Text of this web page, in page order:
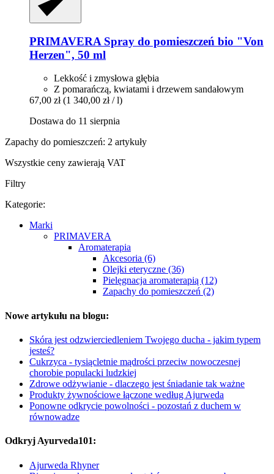
PRIMAVERA Spray do pomieszczeń bio "Von
Herzen", 50 ml
Lekkość i zmysłowa głębia
Z pomarańczą, kwiatami i drzewem sandałowym
67,00 zł (1 340,00 zł / l)
Dostawa do 11 sierpnia
Zapachy do pomieszczeń: 2 artykuły
Wszystkie ceny zawierają VAT
Filtry
Kategorie:
Marki
PRIMAVERA
Aromaterapia
Akcesoria (6)
Olejki eteryczne (36)
Pielęgnacja aromaterapią (12)
Zapachy do pomieszczeń (2)
Nowe artykułu na blogu:
Skóra jest odzwierciedleniem Twojego ducha - jakim typem
jesteś?
Cukrzyca - tysiącletnie mądrości przeciw nowoczesnej
chorobie populacki ludzkiej
Zdrowe odżywianie - dlaczego jest śniadanie tak ważne
Produkty żywnościowe łączone według Ajurweda
Ponowne odkrycie powolności - pozostań z duchem w
równowadze
Odkryj Ayurveda101:
Ajurweda Rhyner